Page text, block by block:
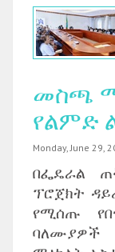
መስጫ
የልምድ
Monday, June 29,
በፌዴራል
ፕሮጀክት
የሚሰጡ
ባለሙያዎች